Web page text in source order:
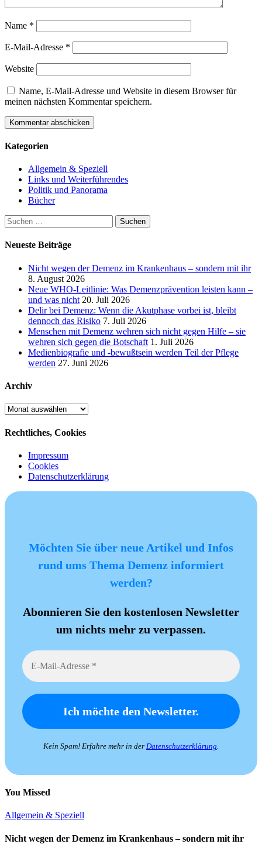
Name *
E-Mail-Adresse *
Website
Name, E-Mail-Adresse und Website in diesem Browser für
meinen nächsten Kommentar speichern.
Kategorien
Allgemein & Speziell
Links und Weiterführendes
Politik und Panorama
Bücher
Suchen
nach:
Neueste Beiträge
Nicht wegen der Demenz im Krankenhaus – sondern mit ihr
8. August 2026
Neue WHO-Leitlinie: Was Demenzprävention leisten kann –
und was nicht 20. Juli 2026
Delir bei Demenz: Wenn die Akutphase vorbei ist, bleibt
dennoch das Risiko 7. Juli 2026
Menschen mit Demenz wehren sich nicht gegen Hilfe – sie
wehren sich gegen die Botschaft 1. Juli 2026
Medienbiografie und -bewußtsein werden Teil der Pflege
werden 27. Juni 2026
Archiv
Archiv
Rechtliches, Cookies
Impressum
Cookies
Datenschutzerklärung
Möchten Sie über neue Artikel und Infos
rund ums Thema Demenz informiert
werden?
Abonnieren Sie den kostenlosen Newsletter
um nichts mehr zu verpassen.
Kein Spam! Erfahre mehr in der Datenschutzerklärung
You Missed
Allgemein & Speziell
Nicht wegen der Demenz im Krankenhaus – sondern mit ihr